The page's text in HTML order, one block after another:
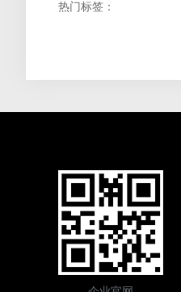
热门标签：